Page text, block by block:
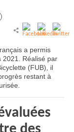
a permis
2021. Réalisé par
(FUB), il
restant à